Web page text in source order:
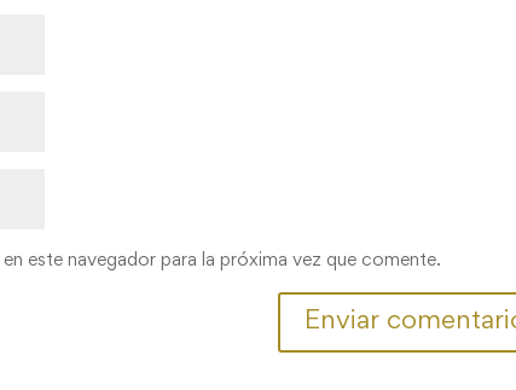
este navegador para la próxima vez que comente.